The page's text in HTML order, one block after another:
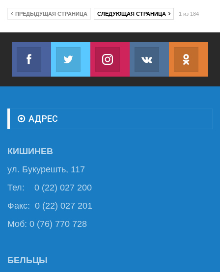
ПРЕДЫДУЩАЯ СТРАНИЦА СЛЕДУЮЩАЯ СТРАНИЦА 1 из 184
Facebook
Join us on Facebook
Twitter
Join us on TwitterJoin us on InstagramJoin us on VK
АДРЕС
КИШИНЕВ
ул. Букурешть, 117
Тел: 0 (22) 027 200
Факс: 0 (22) 027 201
Моб: 0 (76) 770 728
БЕЛЬЦЫ